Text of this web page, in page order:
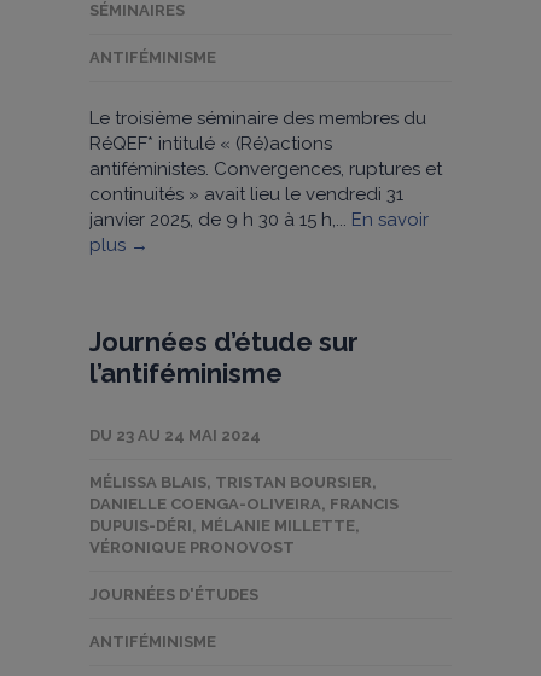
SÉMINAIRES
ANTIFÉMINISME
Le troisième séminaire des membres du
RéQEF* intitulé « (Ré)actions
antiféministes. Convergences, ruptures et
continuités » avait lieu le vendredi 31
janvier 2025, de 9 h 30 à 15 h,... En savoir
plus →
Journées d’étude sur
l’antiféminisme
DU 23 AU 24 MAI 2024
MÉLISSA BLAIS, TRISTAN BOURSIER,
DANIELLE COENGA-OLIVEIRA, FRANCIS
DUPUIS-DÉRI, MÉLANIE MILLETTE,
VÉRONIQUE PRONOVOST
JOURNÉES D'ÉTUDES
ANTIFÉMINISME